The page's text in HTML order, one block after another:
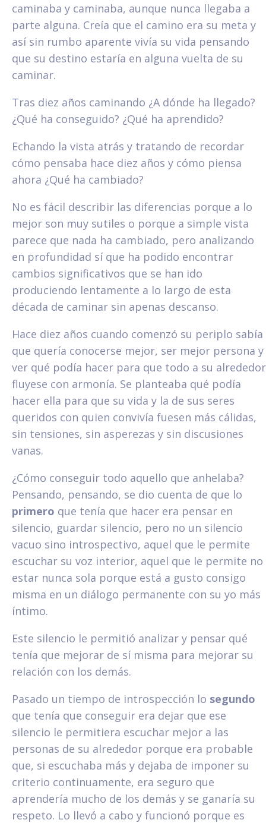
caminaba y caminaba, aunque nunca llegaba a
parte alguna. Creía que el camino era su meta y
así sin rumbo aparente vivía su vida pensando
que su destino estaría en alguna vuelta de su
caminar.
Tras diez años caminando ¿A dónde ha llegado?
¿Qué ha conseguido? ¿Qué ha aprendido?
Echando la vista atrás y tratando de recordar
cómo pensaba hace diez años y cómo piensa
ahora ¿Qué ha cambiado?
No es fácil describir las diferencias porque a lo
mejor son muy sutiles o porque a simple vista
parece que nada ha cambiado, pero analizando
en profundidad sí que ha podido encontrar
cambios significativos que se han ido
produciendo lentamente a lo largo de esta
década de caminar sin apenas descanso.
Hace diez años cuando comenzó su periplo sabía
que quería conocerse mejor, ser mejor persona y
ver qué podía hacer para que todo a su alrededor
fluyese con armonía. Se planteaba qué podía
hacer ella para que su vida y la de sus seres
queridos con quien convivía fuesen más cálidas,
sin tensiones, sin asperezas y sin discusiones
vanas.
¿Cómo conseguir todo aquello que anhelaba?
Pensando, pensando, se dio cuenta de que lo
primero que tenía que hacer era pensar en
silencio, guardar silencio, pero no un silencio
vacuo sino introspectivo, aquel que le permite
escuchar su voz interior, aquel que le permite no
estar nunca sola porque está a gusto consigo
misma en un diálogo permanente con su yo más
íntimo.
Este silencio le permitió analizar y pensar qué
tenía que mejorar de sí misma para mejorar su
relación con los demás.
Pasado un tiempo de introspección lo segundo
que tenía que conseguir era dejar que ese
silencio le permitiera escuchar mejor a las
personas de su alrededor porque era probable
que, si escuchaba más y dejaba de imponer su
criterio continuamente, era seguro que
aprendería mucho de los demás y se ganaría su
respeto. Lo llevó a cabo y funcionó porque es